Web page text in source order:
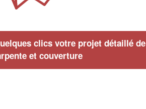
clics votre projet détaillé de
et couverture